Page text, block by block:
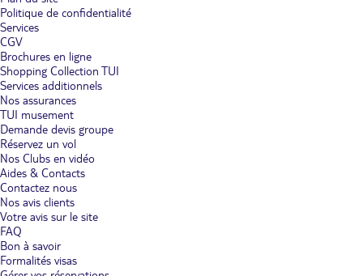
Politique de confidentialité
Services
CGV
Brochures en ligne
Shopping Collection TUI
Services additionnels
Nos assurances
TUI musement
Demande devis groupe
Réservez un vol
Nos Clubs en vidéo
Aides & Contacts
Contactez nous
Nos avis clients
Votre avis sur le site
FAQ
Bon à savoir
Formalités visas